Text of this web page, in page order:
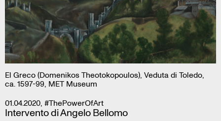
El Greco (Domenikos Theotokopoulos), Veduta di Toledo,
ca. 1597-99, MET Museum
01.04.2020, #ThePowerOfArt
Intervento di Angelo Bellomo